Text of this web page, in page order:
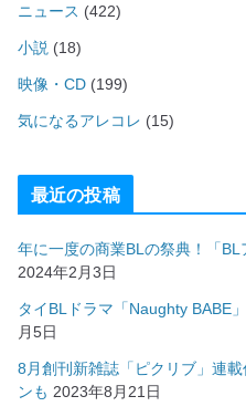
ニュース (422)
小説 (18)
映像・CD (199)
気になるアレコレ (15)
最近の投稿
年に一度の商業BLの祭典！「BL
2024年2月3日
タイBLドラマ「Naughty BABE
月5日
8月創刊新雑誌「ピクリブ」連
ンも 2023年8月21日